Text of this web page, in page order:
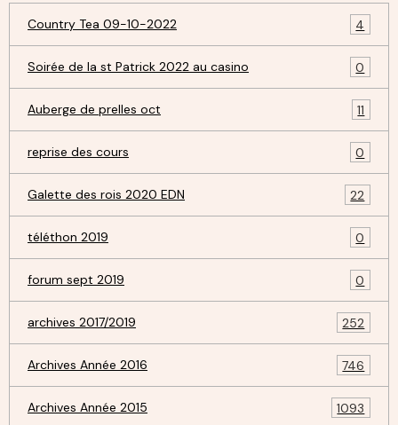
Country Tea 09-10-2022 4
Soirée de la st Patrick 2022 au casino 0
Auberge de prelles oct 11
reprise des cours 0
Galette des rois 2020 EDN 22
téléthon 2019 0
forum sept 2019 0
archives 2017/2019 252
Archives Année 2016 746
Archives Année 2015 1093